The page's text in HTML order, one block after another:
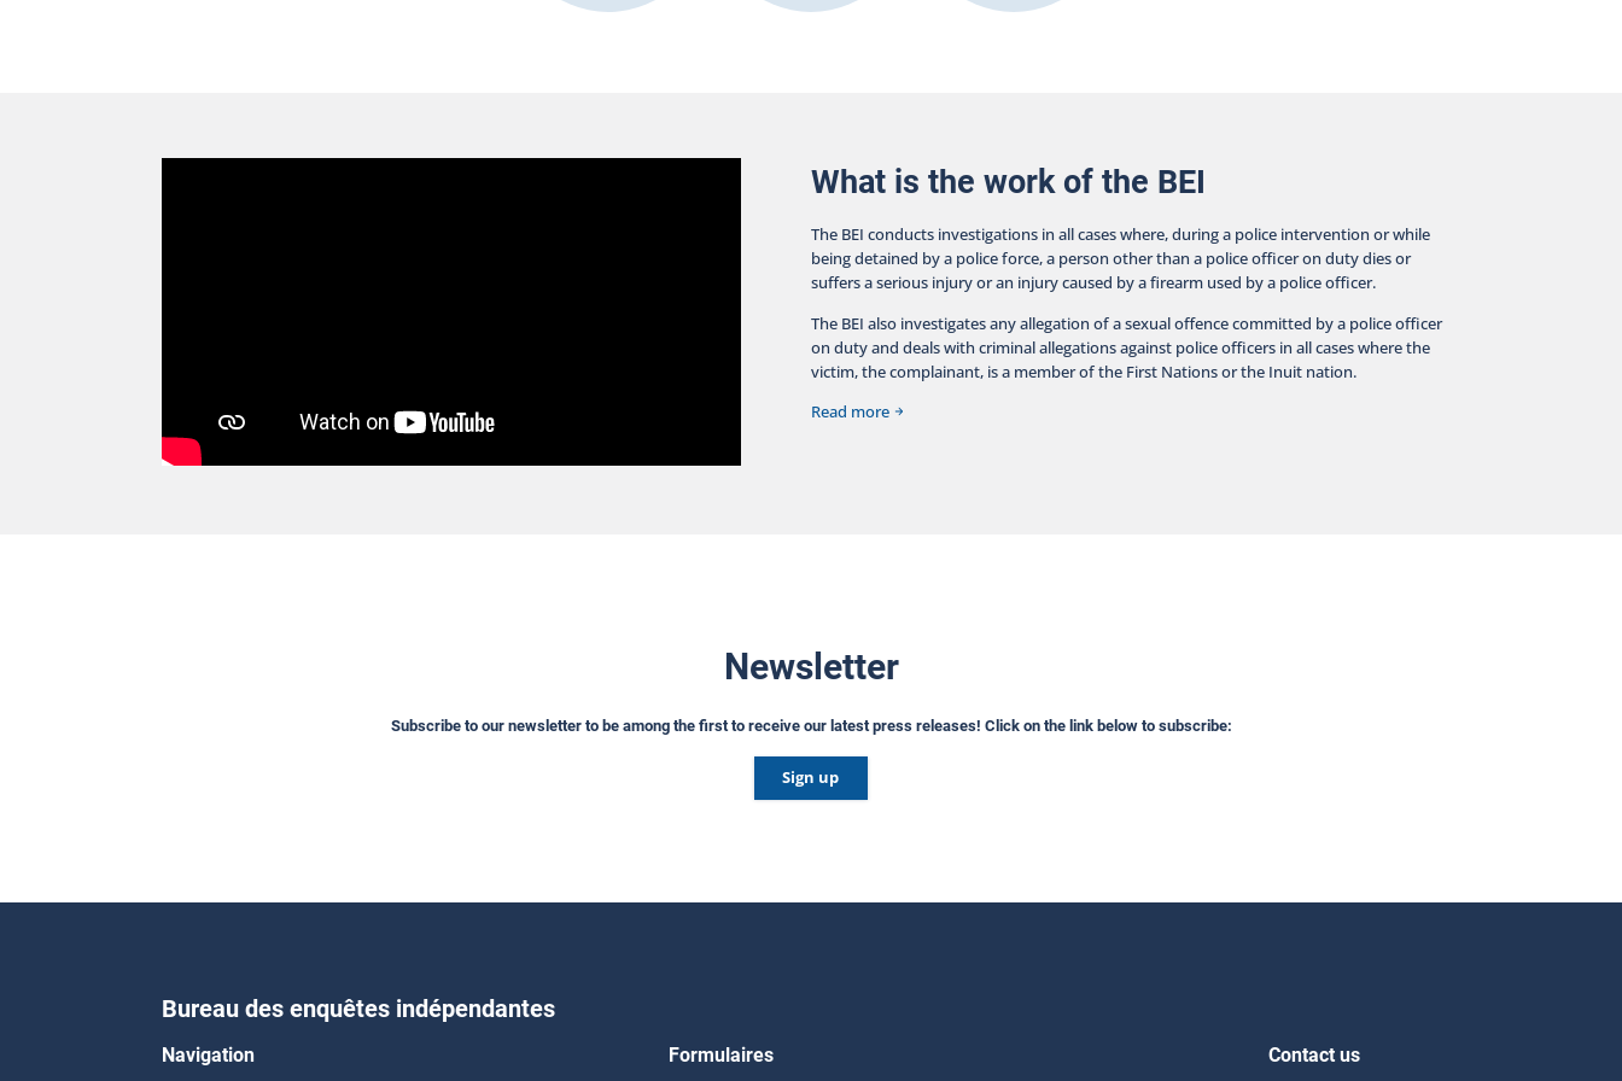
What is the work of the BEI
The BEI conducts investigations in all cases where, during a police intervention or while
being detained by a police force, a person other than a police officer on duty dies or
suffers a serious injury or an injury caused by a firearm used by a police officer.
The BEI also investigates any allegation of a sexual offence committed by a police officer
on duty and deals with criminal allegations against police officers in all cases where the
victim, the complainant, is a member of the First Nations or the Inuit nation.
Read more
Newsletter
Subscribe to our newsletter to be among the first to receive our latest press releases! Click on the link below to subscribe:
Sign up
Bureau des enquêtes indépendantes
Navigation Formulaires Contact us